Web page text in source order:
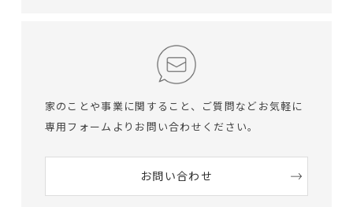
家のことや事業に関すること、ご質問など お気軽に
専用フォームよりお問い合わせください。
お問い合わせ